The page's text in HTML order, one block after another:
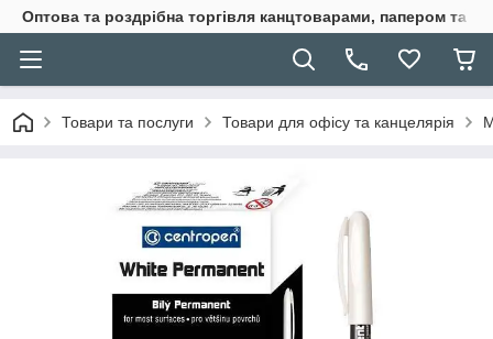
Оптова та роздрібна торгівля канцтоварами, папером та
Товари та послуги Товари для офісу та канцелярія